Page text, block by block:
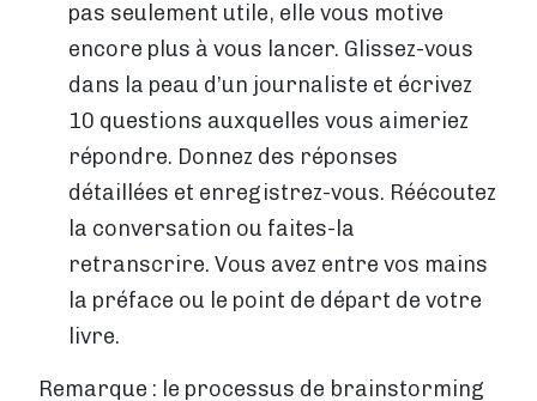
pas seulement utile, elle vous motive
encore plus à vous lancer. Glissez-vous
dans la peau d’un journaliste et écrivez
10 questions auxquelles vous aimeriez
répondre. Donnez des réponses
détaillées et enregistrez-vous. Réécoutez
la conversation ou faites-la
retranscrire. Vous avez entre vos mains
la préface ou le point de départ de votre
livre.
Remarque : le processus de brainstorming